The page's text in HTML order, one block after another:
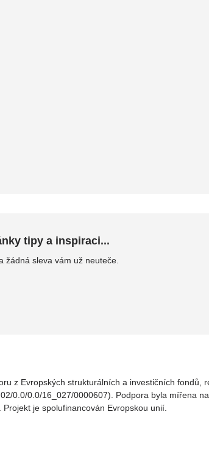
tipy a inspiraci...
žádná sleva vám už neuteče.
z Evropských strukturálních a investičních
0.0/0.0/16_027/0000607). Podpora byla mířena
je spolufinancován Evropskou unií.